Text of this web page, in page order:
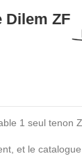
Dilem ZF
1 seul tenon
et le